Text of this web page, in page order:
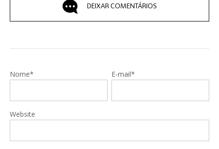
DEIXAR COMENTÁRIOS
Nome* E-mail*
Website